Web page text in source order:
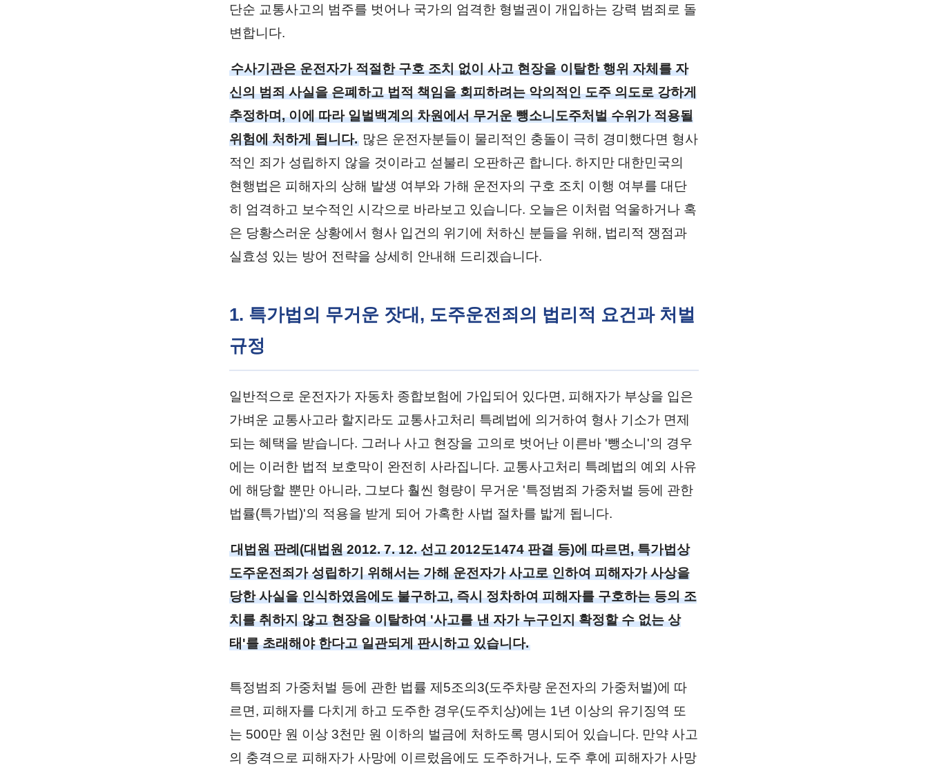
단순 교통사고의 범주를 벗어나 국가의 엄격한 형벌권이 개입하는 강력 범죄로 돌
변합니다.
수사기관은 운전자가 적절한 구호 조치 없이 사고 현장을 이탈한 행위 자체를 자
신의 범죄 사실을 은폐하고 법적 책임을 회피하려는 악의적인 도주 의도로 강하게
추정하며, 이에 따라 일벌백계의 차원에서 무거운 뺑소니도주처벌 수위가 적용될
위험에 처하게 됩니다. 많은 운전자분들이 물리적인 충돌이 극히 경미했다면 형사
적인 죄가 성립하지 않을 것이라고 섣불리 오판하곤 합니다. 하지만 대한민국의
현행법은 피해자의 상해 발생 여부와 가해 운전자의 구호 조치 이행 여부를 대단
히 엄격하고 보수적인 시각으로 바라보고 있습니다. 오늘은 이처럼 억울하거나 혹
은 당황스러운 상황에서 형사 입건의 위기에 처하신 분들을 위해, 법리적 쟁점과
실효성 있는 방어 전략을 상세히 안내해 드리겠습니다.
1. 특가법의 무거운 잣대, 도주운전죄의 법리적 요건과 처벌
규정
일반적으로 운전자가 자동차 종합보험에 가입되어 있다면, 피해자가 부상을 입은
가벼운 교통사고라 할지라도 교통사고처리 특례법에 의거하여 형사 기소가 면제
되는 혜택을 받습니다. 그러나 사고 현장을 고의로 벗어난 이른바 '뺑소니'의 경우
에는 이러한 법적 보호막이 완전히 사라집니다. 교통사고처리 특례법의 예외 사유
에 해당할 뿐만 아니라, 그보다 훨씬 형량이 무거운 '특정범죄 가중처벌 등에 관한
법률(특가법)'의 적용을 받게 되어 가혹한 사법 절차를 밟게 됩니다.
대법원 판례(대법원 2012. 7. 12. 선고 2012도1474 판결 등)에 따르면, 특가법상
도주운전죄가 성립하기 위해서는 가해 운전자가 사고로 인하여 피해자가 사상을
당한 사실을 인식하였음에도 불구하고, 즉시 정차하여 피해자를 구호하는 등의 조
치를 취하지 않고 현장을 이탈하여 '사고를 낸 자가 누구인지 확정할 수 없는 상
태'를 초래해야 한다고 일관되게 판시하고 있습니다.
특정범죄 가중처벌 등에 관한 법률 제5조의3(도주차량 운전자의 가중처벌)에 따
르면, 피해자를 다치게 하고 도주한 경우(도주치상)에는 1년 이상의 유기징역 또
는 500만 원 이상 3천만 원 이하의 벌금에 처하도록 명시되어 있습니다. 만약 사고
의 충격으로 피해자가 사망에 이르렀음에도 도주하거나, 도주 후에 피해자가 사망